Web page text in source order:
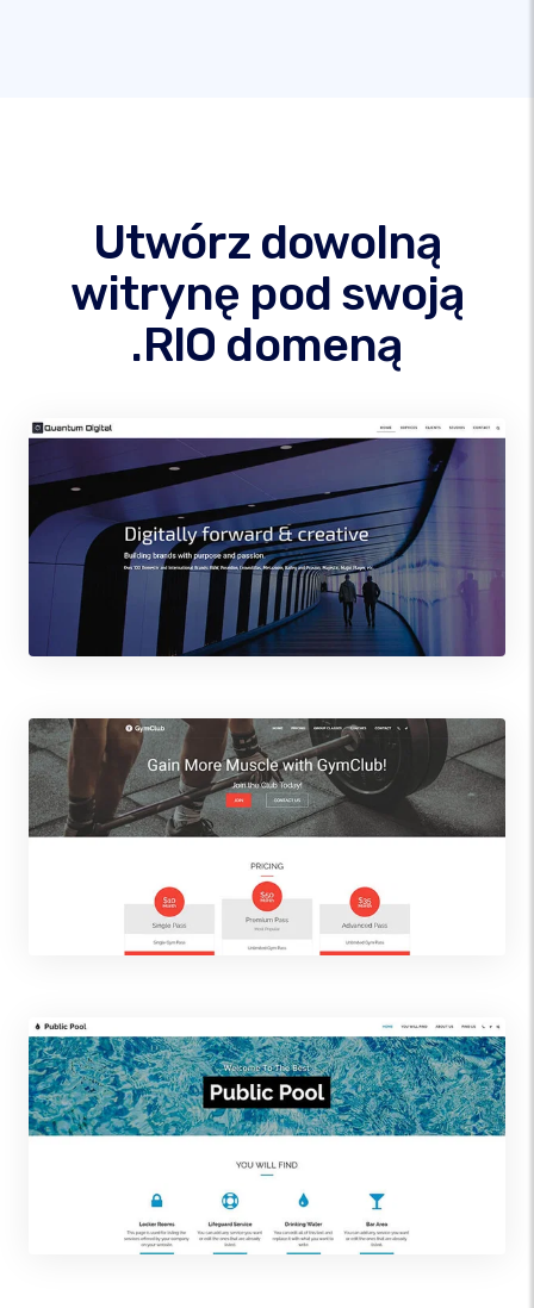
Utwórz dowolną
witrynę pod swoją
.RIO domeną